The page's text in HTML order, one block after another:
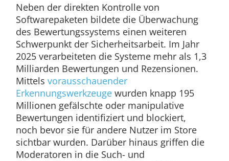
Neben der direkten Kontrolle von
Softwarepaketen bildete die Überwachung
des Bewertungssystems einen weiteren
Schwerpunkt der Sicherheitsarbeit. Im Jahr
2025 verarbeiteten die Systeme mehr als 1,3
Milliarden Bewertungen und Rezensionen.
Mittels vorausschauender
Erkennungswerkzeugewurden knapp 195
Millionen gefälschte oder manipulative
Bewertungen identifiziert und blockiert,
noch bevor sie für andere Nutzer im Store
sichtbar wurden. Darüber hinaus griffen die
Moderatoren in die Such- und